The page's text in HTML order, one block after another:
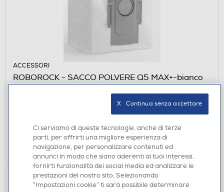
ACCESSORI
ROBOROCK - SACCO POLVERE Q5 MAX+-bianco
DISPONIBILE SOLO IN NEGOZIO
CERCA NEGOZIO
Ci serviamo di queste tecnologie, anche di terze
parti, per offrirti una migliore esperienza di
navigazione, per personalizzare contenuti ed
annunci in modo che siano aderenti ai tuoi interessi,
fornirti funzionalità dei social media ed analizzare le
prestazioni del nostro sito. Selezionando
“Impostazioni cookie” ti sarà possibile determinare
X   Continua senza accettare